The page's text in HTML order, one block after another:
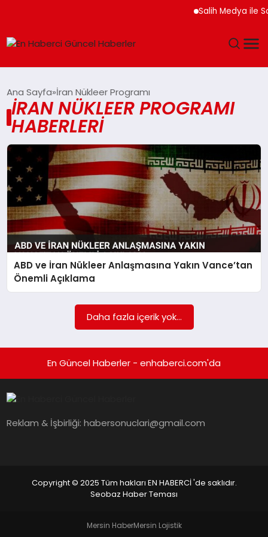
Salih Medya ile
SPOR
SAĞLIK
TEKNOLOJI
MAGAZIN
DÜNYA
EKONOMI
Ana Sayfa İran Nükleer Programı
İRAN NÜKLEER PROGRAMI
HABERLERI
ABD ve İran Nükleer Anlaşmasına Yakın Vance’tan
Önemli Açıklama
Daha fazla içerik yok...
En Güncel Haberler - enhaberci.com'da
Reklam & İşbirliği:habersonuclari@gmail.com
Copyright © 2025 Tüm hakları EN HABERCİ 'de saklıdır.
Seobaz Haber Teması
Mersin HaberMersin Lojistik